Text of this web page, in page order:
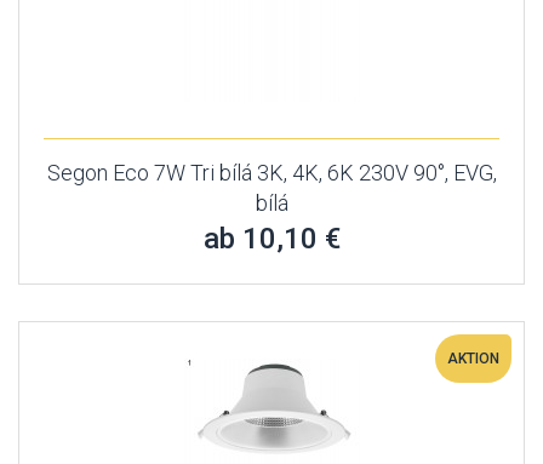
Segon Eco 7W Tri bílá 3K, 4K, 6K 230V 90°, EVG,
bílá
ab 10,10 €
AKTION